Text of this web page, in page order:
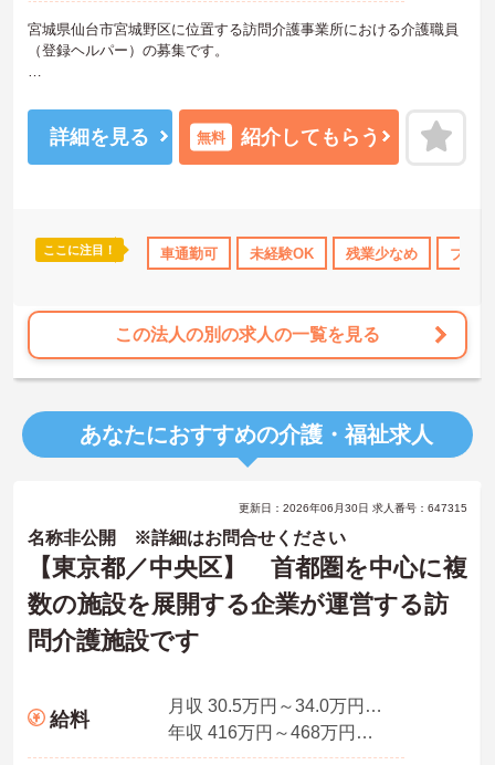
日勤のみ 年間休日110日以上 ブランクOK 資格取得サポー
宮城県仙台市宮城野区に位置する訪問介護事業所における介護職員
（登録ヘルパー）の募集です。
ただけます。また、研修制度があり、働きながらスキルアップが目
指せます。
詳細を見る 無料 紹介してもらう
ここに注目！ 車通勤可 未経験OK 残業少なめ ブラ
この法人の別の求人の一覧を見る
あなたにおすすめの介護・福祉求人
更新日：2026年06月30日 求人番号：647315
名称非公開 ※詳細はお問合せください
【東京都／中央区】 首都圏を中心に複
数の施設を展開する企業が運営する訪
問介護施設です
給料
月収 30.5万円～34.0万円程度（諸手当込）
年収 416万円～468万円程度（諸手当込）